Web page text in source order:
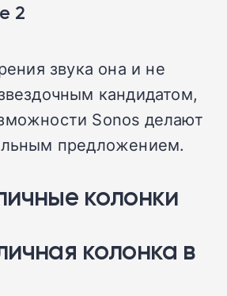
2
звука она и не
кандидатом,
Sonos делают
предложением.
колонки
колонка в